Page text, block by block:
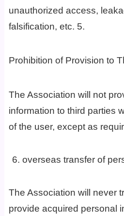
unauthorized access,
falsification, etc. 5.
Prohibition of Provision to
The Association will not
information to third parties
of the user, except as
overseas transfer of
The Association will never
provide acquired personal